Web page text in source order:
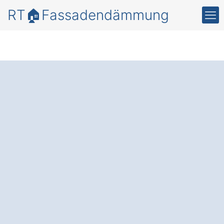
RT🏠Fassadendämmung